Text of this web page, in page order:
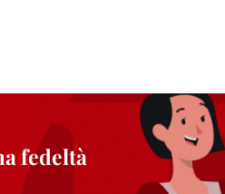
fedeltà